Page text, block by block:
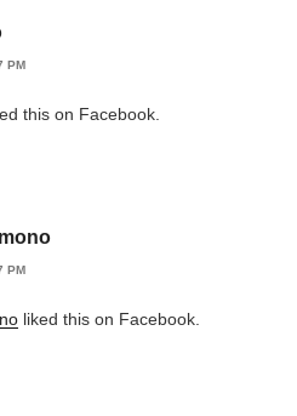
PM
this on Facebook.
PM
liked this on Facebook.